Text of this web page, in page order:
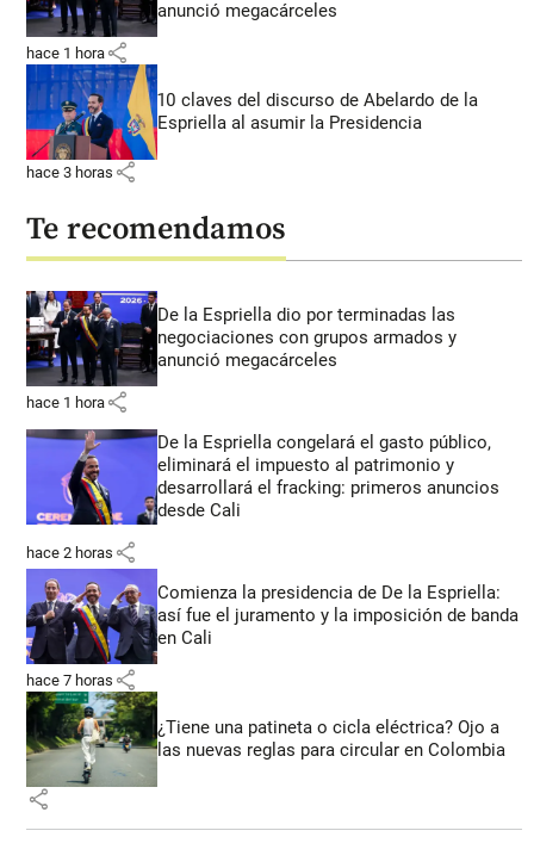
anunció megacárceles
hace 1 hora share
10 claves del discurso de Abelardo de la
Espriella al asumir la Presidencia
hace 3 horas share
Te recomendamos
De la Espriella dio por terminadas las
negociaciones con grupos armados y
anunció megacárceles
hace 1 hora share
De la Espriella congelará el gasto público,
eliminará el impuesto al patrimonio y
desarrollará el fracking: primeros anuncios
desde Cali
hace 2 horas share
Comienza la presidencia de De la Espriella:
así fue el juramento y la imposición de banda
en Cali
hace 7 horas share
¿Tiene una patineta o cicla eléctrica? Ojo a
las nuevas reglas para circular en Colombia
share